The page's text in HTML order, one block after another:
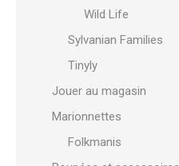
Wild Life
Sylvanian Families
Tinyly
Jouer au magasin
Marionnettes
Folkmanis